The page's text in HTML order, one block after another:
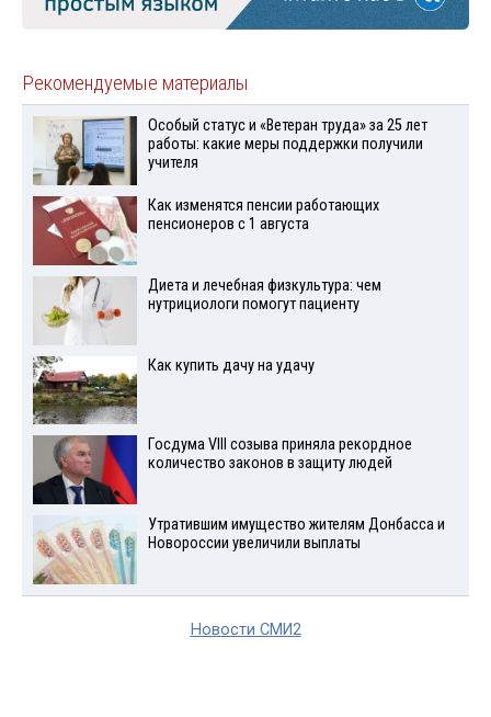
Рекомендуемые материалы
Особый статус и «Ветеран труда» за 25 лет
работы: какие меры поддержки получили
учителя
Как изменятся пенсии работающих
пенсионеров с 1 августа
Диета и лечебная физкультура: чем
нутрициологи помогут пациенту
Как купить дачу на удачу
Госдума VIII созыва приняла рекордное
количество законов в защиту людей
Утратившим имущество жителям Донбасса и
Новороссии увеличили выплаты
Новости СМИ2